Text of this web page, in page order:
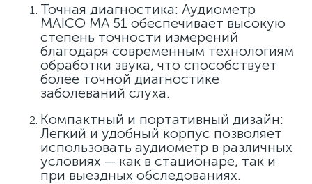
Точная диагностика: Аудиометр
MAICO MA 51 обеспечивает высокую
степень точности измерений
благодаря современным технологиям
обработки звука, что способствует
более точной диагностике
заболеваний слуха.
Компактный и портативный дизайн:
Легкий и удобный корпус позволяет
использовать аудиометр в различных
условиях — как в стационаре, так и
при выездных обследованиях.